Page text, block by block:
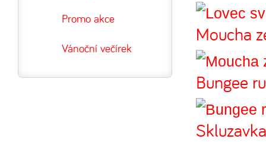
Moucha
Bungee
Promo akce
Vánoční večírek